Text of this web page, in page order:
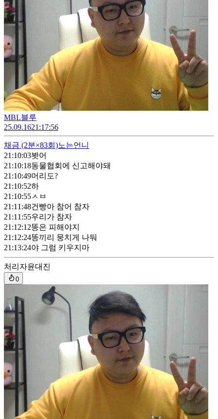
MBL블루
25.09.1621:17:56
채금 (2분×83회)노는언니
21:10:03봣어
21:10:18동물협회에 신고해야돼
21:10:49머리도?
21:10:52하
21:10:55ㅅㅂ
21:11:48건빵아 참어 참자
21:11:55우리가 참자
21:12:12똥은 피해야지
21:12:24똥끼리 뭉치게 나둬
21:13:24야 그럼 키우지마
처리자윤대진
0